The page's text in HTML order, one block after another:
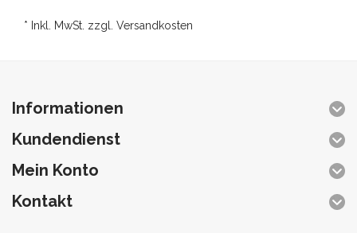
* Inkl. MwSt. zzgl. Versandkosten
Informationen
Kundendienst
Mein Konto
Kontakt